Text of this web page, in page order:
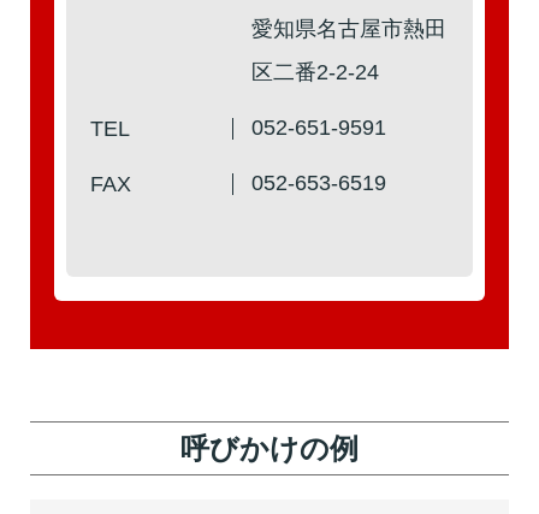
愛知県名古屋市熱田
区二番2-2-24
TEL 052-651-9591
FAX 052-653-6519
呼びかけの例